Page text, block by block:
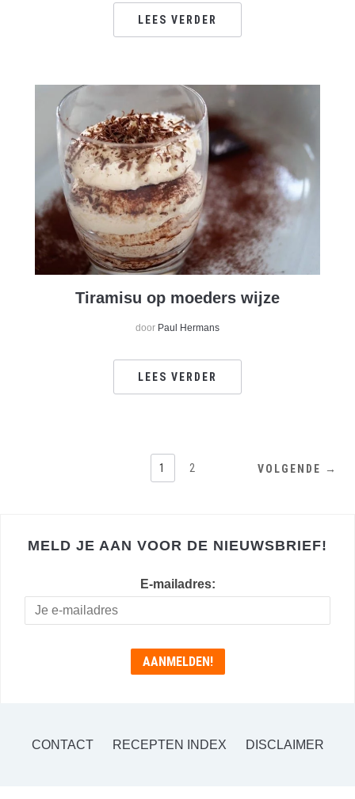
LEES VERDER
Tiramisu op moeders wijze
door Paul Hermans
LEES VERDER
1 2 VOLGENDE →
MELD JE AAN VOOR DE NIEUWSBRIEF!
E-mailadres:
CONTACT RECEPTEN INDEX DISCLAIMER